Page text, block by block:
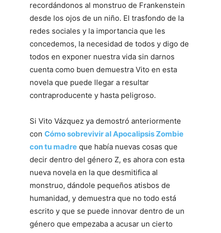
recordándonos al monstruo de Frankenstein
desde los ojos de un niño. El trasfondo de la
redes sociales y la importancia que les
concedemos, la necesidad de todos y digo de
todos en exponer nuestra vida sin darnos
cuenta como buen demuestra Vito en esta
novela que puede llegar a resultar
contraproducente y hasta peligroso.
Si Vito Vázquez ya demostró anteriormente
con Cómo sobrevivir al Apocalipsis Zombie
con tu madre que había nuevas cosas que
decir dentro del género Z, es ahora con esta
nueva novela en la que desmitifica al
monstruo, dándole pequeños atisbos de
humanidad, y demuestra que no todo está
escrito y que se puede innovar dentro de un
género que empezaba a acusar un cierto